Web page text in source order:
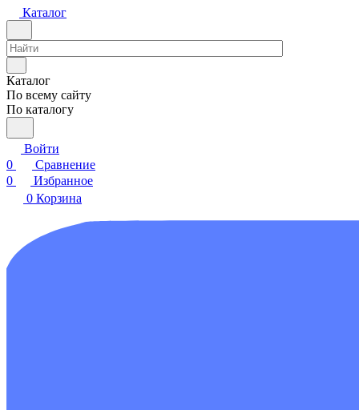
Каталог
Каталог
По всему сайту
По каталогу
Войти
0
Сравнение
0
Избранное
0 Корзина